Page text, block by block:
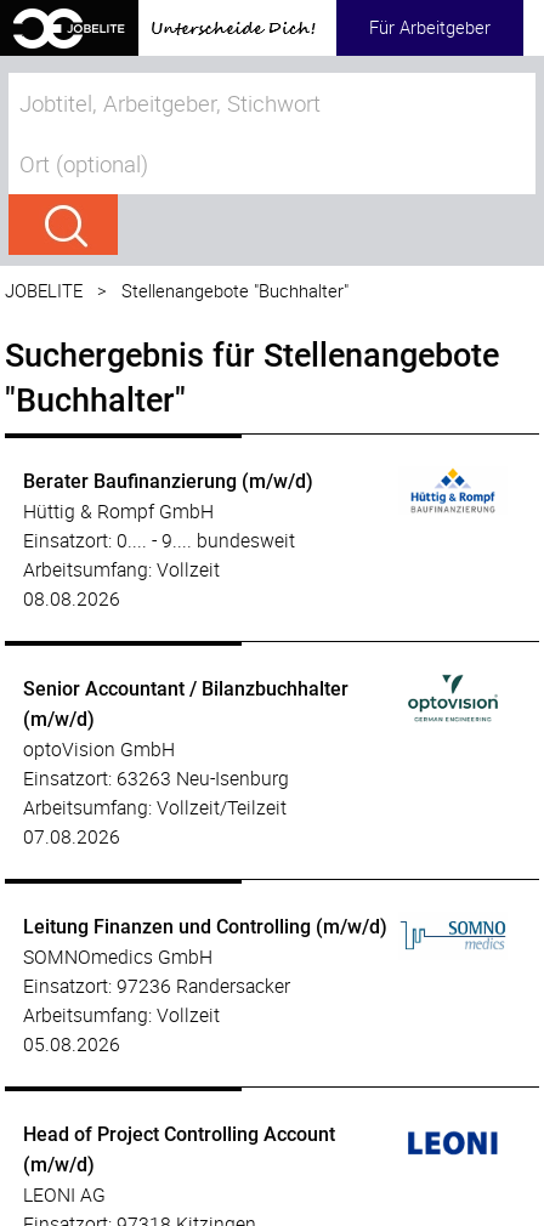
Für Arbeitgeber
JOBELITE >Stellenangebote "Buchhalter"
Suchergebnis für Stellenangebote
"Buchhalter"
Berater Baufinanzierung (m/w/d)
Hüttig & Rompf GmbH
Einsatzort: 0.... - 9.... bundesweit
Arbeitsumfang: Vollzeit
08.08.2026
Senior Accountant / Bilanzbuchhalter
(m/w/d)
optoVision GmbH
Einsatzort: 63263 Neu-Isenburg
Arbeitsumfang: Vollzeit/Teilzeit
07.08.2026
Leitung Finanzen und Controlling (m/w/d)
SOMNOmedics GmbH
Einsatzort: 97236 Randersacker
Arbeitsumfang: Vollzeit
05.08.2026
Head of Project Controlling Account
(m/w/d)
LEONI AG